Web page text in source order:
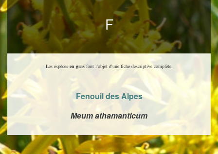
F
Les espèces en grasfont l'objet d'une fiche descriptive complète.
Fenouil des Alpes
Meum athamanticum